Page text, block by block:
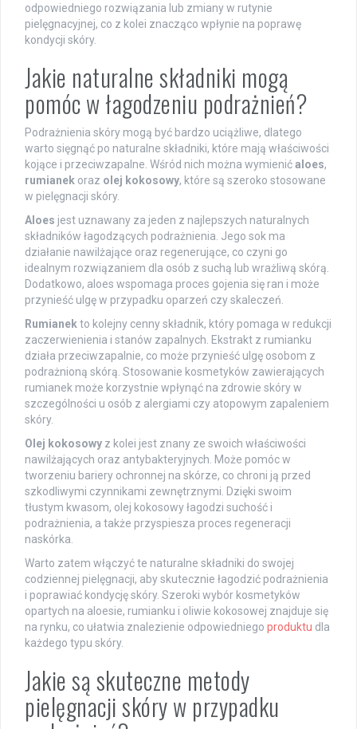
odpowiedniego rozwiązania lub zmiany w rutynie
pielęgnacyjnej, co z kolei znacząco wpłynie na poprawę
kondycji skóry.
Jakie naturalne składniki mogą
pomóc w łagodzeniu podrażnień?
Podrażnienia skóry mogą być bardzo uciążliwe, dlatego
warto sięgnąć po naturalne składniki, które mają właściwości
kojące i przeciwzapalne. Wśród nich można wymienićaloes,
rumianek oraz olej kokosowy, które są szeroko stosowane
w pielęgnacji skóry.
Aloes jest uznawany za jeden z najlepszych naturalnych
składników łagodzących podrażnienia. Jego sok ma
działanie nawilżające oraz regenerujące, co czyni go
idealnym rozwiązaniem dla osób z suchą lub wrażliwą skórą.
Dodatkowo, aloes wspomaga proces gojenia się ran i może
przynieść ulgę w przypadku oparzeń czy skaleczeń.
Rumianekto kolejny cenny składnik, który pomaga w redukcji
zaczerwienienia i stanów zapalnych. Ekstrakt z rumianku
działa przeciwzapalnie, co może przynieść ulgę osobom z
podrażnioną skórą. Stosowanie kosmetyków zawierających
rumianek może korzystnie wpłynąć na zdrowie skóry w
szczególności u osób z alergiami czy atopowym zapaleniem
skóry.
Olej kokosowy z kolei jest znany ze swoich właściwości
nawilżających oraz antybakteryjnych. Może pomóc w
tworzeniu bariery ochronnej na skórze, co chroni ją przed
szkodliwymi czynnikami zewnętrznymi. Dzięki swoim
tłustym kwasom, olej kokosowy łagodzi suchość i
podrażnienia, a także przyspiesza proces regeneracji
naskórka.
Warto zatem włączyć te naturalne składniki do swojej
codziennej pielęgnacji, aby skutecznie łagodzić podrażnienia
i poprawiać kondycję skóry. Szeroki wybór kosmetyków
opartych na aloesie, rumianku i oliwie kokosowej znajduje się
na rynku, co ułatwia znalezienie odpowiedniego produktu dla
każdego typu skóry.
Jakie są skuteczne metody
pielęgnacji skóry w przypadku